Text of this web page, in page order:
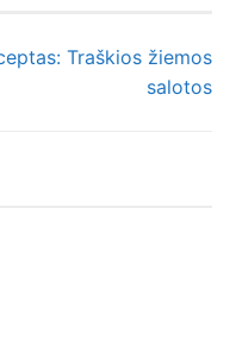
Traškios žiemos
salotos